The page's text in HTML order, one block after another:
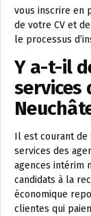
vous inscrire en
de votre CV et
le processus
Y a-t-il
services
Il est courant de
services des
agences intérim
candidats à la
économique
clientes qui